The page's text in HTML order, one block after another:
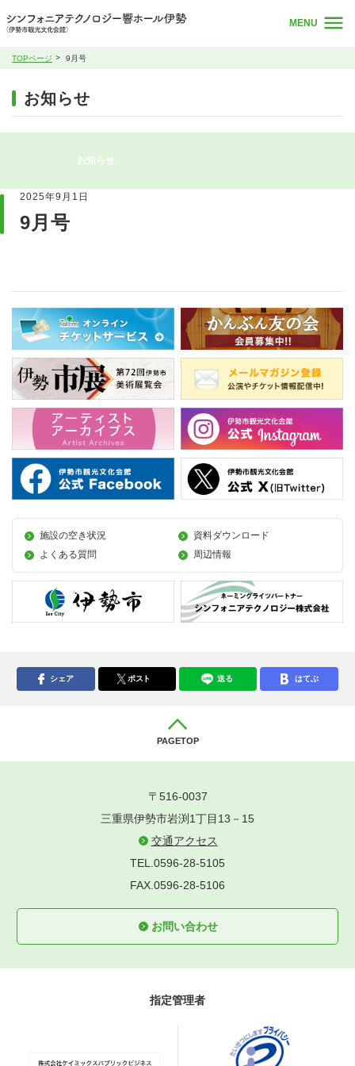
MENU
TOPページ 9月号
お知らせ
お知らせ
2025年9月1日
9月号
施設の空き状況
資料ダウンロード
よくある質問
周辺情報
シェア ポスト 送る はてぶ
PAGETOP
〒516-0037
三重県伊勢市岩渕1丁目13－15
交通アクセス
TEL.0596-28-5105
FAX.0596-28-5106
お問い合わせ
指定管理者